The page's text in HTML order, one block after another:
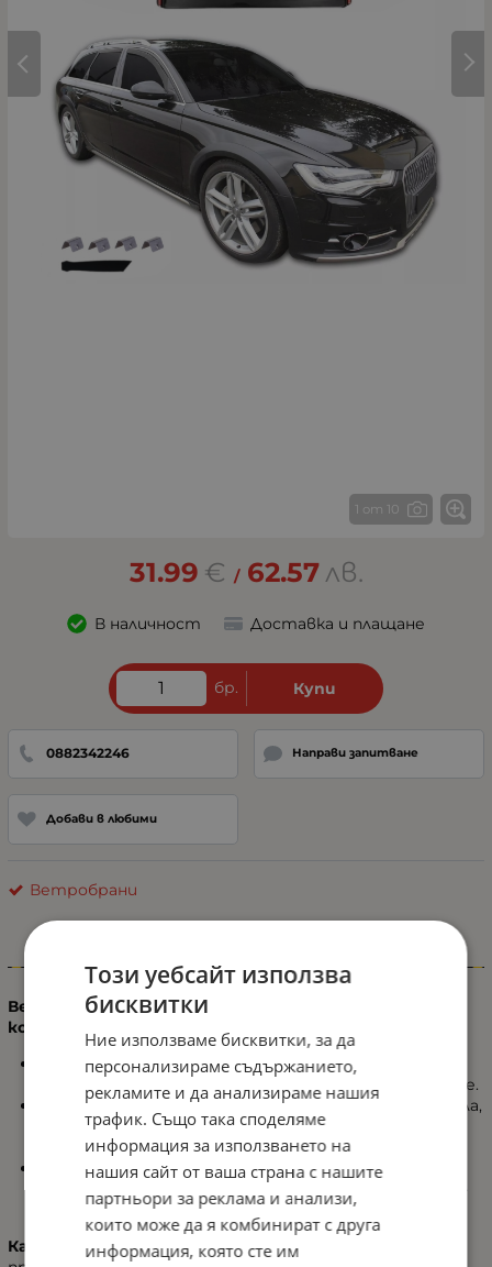
1 от 10
31.99 € / 62.57лв.
В наличност Доставка и плащане
бр. Купи
0882342246 Направи запитване
Добави в любими
Ветробрани
Информация
Ветробраните осигуряват практична защита и
комфорт при шофиране, като:
Предпазват водача и пътниците от странични
пориви на вятъра и намаляват шума при движение.
Намаляват отблясъците от страничните стъкла,
подобрявайки видимостта и безопасността на
пътя.
Предпазват от кал и мръсотия, задържайки ги
далеч от страничните стъкла и осигурявайки по-
добра видимост към огледалата.
Качество и надеждност:Нашите ветробрани са
Този уебсайт използва
бисквитки
Ние използваме бисквитки, за да
персонализираме съдържанието,
рекламите и да анализираме нашия
трафик. Също така споделяме
информация за използването на
нашия сайт от ваша страна с нашите
партньори за реклама и анализи,
които може да я комбинират с друга
информация, която сте им